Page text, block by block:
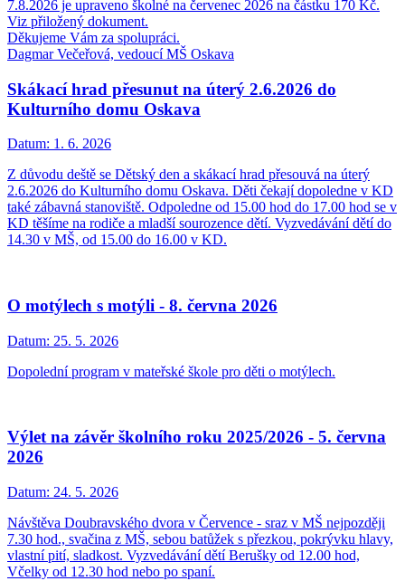
7.8.2026 je upraveno školné na červenec 2026 na částku 170 Kč.
Viz přiložený dokument.
Děkujeme Vám za spolupráci.
Dagmar Večeřová, vedoucí MŠ Oskava
Skákací hrad přesunut na úterý 2.6.2026 do
Kulturního domu Oskava
Datum: 1. 6. 2026
Z důvodu deště se Dětský den a skákací hrad přesouvá na úterý
2.6.2026 do Kulturního domu Oskava. Děti čekají dopoledne v KD
také zábavná stanoviště. Odpoledne od 15.00 hod do 17.00 hod se v
KD těšíme na rodiče a mladší sourozence dětí. Vyzvedávání dětí do
14.30 v MŠ, od 15.00 do 16.00 v KD.
O motýlech s motýli - 8. června 2026
Datum: 25. 5. 2026
Dopolední program v mateřské škole pro děti o motýlech.
Výlet na závěr školního roku 2025/2026 - 5. června
2026
Datum: 24. 5. 2026
Návštěva Doubravského dvora v Července - sraz v MŠ nejpozději
7.30 hod., svačina z MŠ, sebou batůžek s přezkou, pokrývku hlavy,
vlastní pití, sladkost. Vyzvedávání dětí Berušky od 12.00 hod,
Včelky od 12.30 hod nebo po spaní.